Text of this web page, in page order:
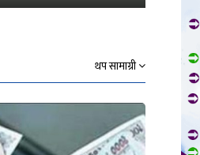
थप सामाग्री